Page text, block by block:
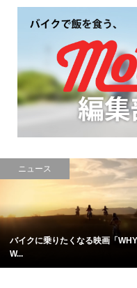
レポート
【激安冬アイテム】960円で買え
る...